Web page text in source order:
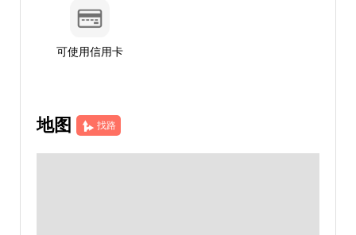
可使用信用卡
地图 找路